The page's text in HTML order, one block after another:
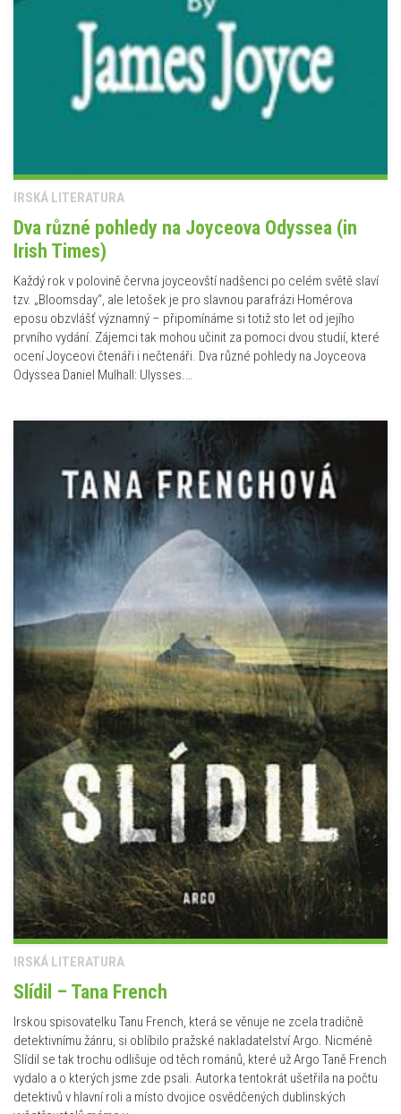
IRSKÁ LITERATURA
Dva různé pohledy na Joyceova Odyssea (in
Irish Times)
Každý rok v polovině června joyceovští nadšenci po celém světě slaví
tzv. „Bloomsday“, ale letošek je pro slavnou parafrázi Homérova
eposu obzvlášť významný – připomínáme si totiž sto let od jejího
prvního vydání. Zájemci tak mohou učinit za pomoci dvou studií, které
ocení Joyceovi čtenáři i nečtenáři. Dva různé pohledy na Joyceova
Odyssea Daniel Mulhall: Ulysses.…
IRSKÁ LITERATURA
Slídil – Tana French
Irskou spisovatelku Tanu French, která se věnuje ne zcela tradičně
detektivnímu žánru, si oblíbilo pražské nakladatelství Argo. Nicméně
Slídil se tak trochu odlišuje od těch románů, které už Argo Taně French
vydalo a o kterých jsme zde psali. Autorka tentokrát ušetřila na počtu
detektivů v hlavní roli a místo dvojice osvědčených dublinských